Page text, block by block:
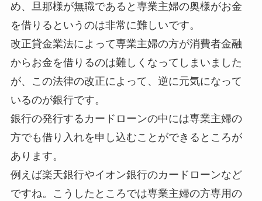
め、旦那様が無職であると専業主婦の奥様がお金
を借りるというのは非常に難しいです。
改正貸金業法によって専業主婦の方が消費者金融
からお金を借りるのは難しくなってしまいました
が、この法律の改正によって、逆に元気になって
いるのが銀行です。
銀行の発行するカードローンの中には専業主婦の
方でも借り入れを申し込むことができるところが
あります。
例えば楽天銀行やイオン銀行のカードローンなど
ですね。こうしたところでは専業主婦の方専用の